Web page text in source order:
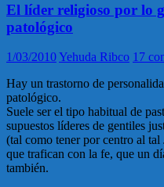
El líder religioso por lo
patológico
1/03/2010Yehuda Ribco 17
Hay un trastorno de
patológico.
Suele ser el tipo habitual de
supuestos líderes de gentiles
(tal como tener por centro al tal
que trafican con la fe, que un
también.